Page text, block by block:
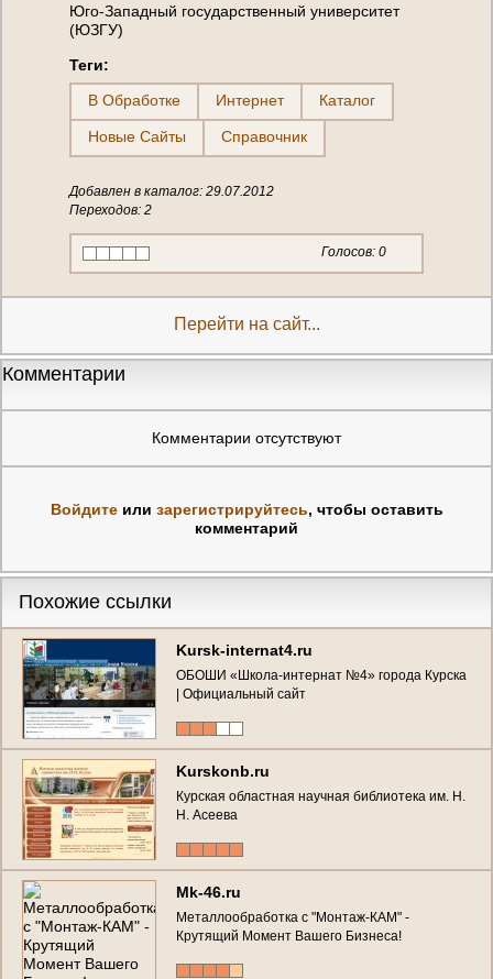
Юго-Западный государственный университет
(ЮЗГУ)
Теги:
В Обработке
Интернет Каталог
Новые Сайты Справочник
Добавлен в каталог: 29.07.2012
Переходов: 2
Голосов: 0
Перейти на сайт...
Комментарии
Комментарии отсутствуют
Войдитеили зарегистрируйтесь, чтобы оставить
комментарий
Похожие ссылки
Kursk-internat4.ru
ОБОШИ «Школа-интернат №4» города Курска
| Официальный сайт
Kurskonb.ru
Курская областная научная библиотека им. Н.
Н. Асеева
Mk-46.ru
Металлообработка с "Монтаж-КАМ" -
Крутящий Момент Вашего Бизнеса!